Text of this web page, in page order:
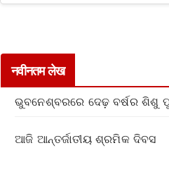
नवीनतम लेख
ଭୁବନେଶ୍ବରରେ ଦେଢ଼ ବର୍ଷର
ଆଜି ଆନ୍ତର୍ଜାତୀୟ ଶ୍ରମିକ ଦିବସ